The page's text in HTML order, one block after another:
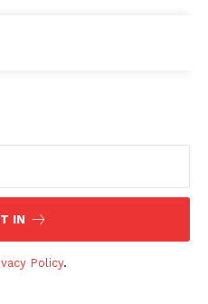
IN
Policy.